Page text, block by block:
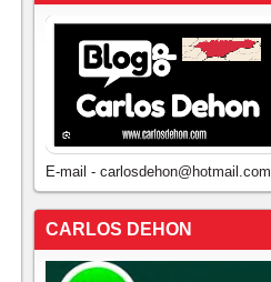
E-mail - carlosdehon@hotmail.com
CARLOS DEHON